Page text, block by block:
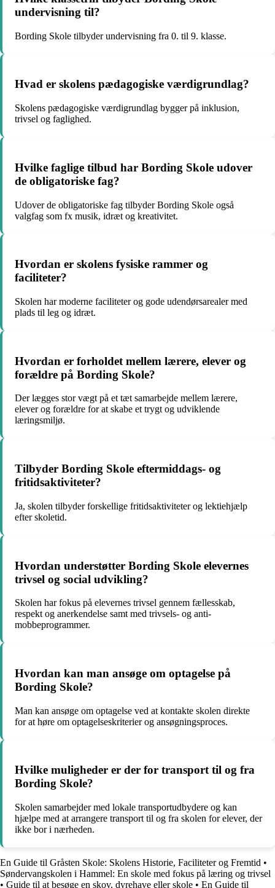
undervisning til?
Bording Skole tilbyder undervisning fra 0. til 9. klasse.
Hvad er skolens pædagogiske værdigrundlag?
Skolens pædagogiske værdigrundlag bygger på inklusion,
trivsel og faglighed.
Hvilke faglige tilbud har Bording Skole udover
de obligatoriske fag?
Udover de obligatoriske fag tilbyder Bording Skole også
valgfag som fx musik, idræt og kreativitet.
Hvordan er skolens fysiske rammer og
faciliteter?
Skolen har moderne faciliteter og gode udendørsarealer med
plads til leg og idræt.
Hvordan er forholdet mellem lærere, elever og
forældre på Bording Skole?
Der lægges stor vægt på et tæt samarbejde mellem lærere,
elever og forældre for at skabe et trygt og udviklende
læringsmiljø.
Tilbyder Bording Skole eftermiddags- og
fritidsaktiviteter?
Ja, skolen tilbyder forskellige fritidsaktiviteter og lektiehjælp
efter skoletid.
Hvordan understøtter Bording Skole elevernes
trivsel og social udvikling?
Skolen har fokus på elevernes trivsel gennem fællesskab,
respekt og anerkendelse samt med trivsels- og anti-
mobbeprogrammer.
Hvordan kan man ansøge om optagelse på
Bording Skole?
Man kan ansøge om optagelse ved at kontakte skolen direkte
for at høre om optagelseskriterier og ansøgningsproces.
Hvilke muligheder er der for transport til og fra
Bording Skole?
Skolen samarbejder med lokale transportudbydere og kan
hjælpe med at arrangere transport til og fra skolen for elever, der
ikke bor i nærheden.
En Guide til Gråsten Skole: Skolens Historie, Faciliteter og Fremtid •
Søndervangskolen i Hammel: En skole med fokus på læring og trivsel
• Guide til at besøge en skov, dyrehave eller skole • En Guide til